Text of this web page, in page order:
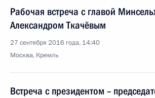
Рабочая встреча с главой
Александром Ткачёвым
27 сентября 2016 года, 14:40
Москва, Кремль
Встреча с президентом –